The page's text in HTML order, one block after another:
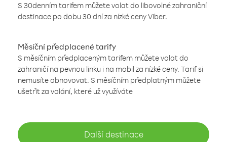
S 30denním tarifem můžete volat do libovolné zahraniční
destinace po dobu 30 dní za nízké ceny Viber.
Měsíční předplacené tarify
S měsíčním předplaceným tarifem můžete volat do
zahraničí na pevnou linku i na mobil za nízké ceny. Tarif si
nemusíte obnovovat. S měsíčním předplatným můžete
ušetřit za volání, které už využíváte
Další destinace